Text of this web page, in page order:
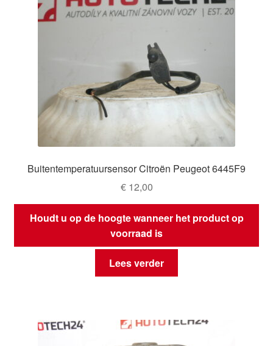
Buitentemperatuursensor Citroën Peugeot 6445F9
€12,00
Houdt u op de hoogte wanneer het product op
voorraad is
Lees verder